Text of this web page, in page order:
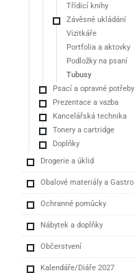
Třídicí knihy
Závěsné ukládání
Vizitkáře
Portfolia a aktovky
Podložky na psaní
Tubusy
Psací a opravné potřeby
Prezentace a vazba
Kancelářská technika
Tonery a cartridge
Doplňky
Drogerie a úklid
Obalové materiály a Gastro
Ochranné pomůcky
Nábytek a doplňky
Občerstvení
Kalendáře/Diáře 2027